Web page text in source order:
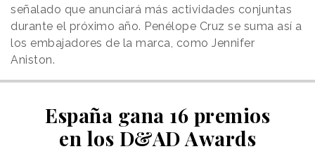
señalado que anunciará más actividades conjuntas
durante el próximo año. Penélope Cruz se suma así a
los embajadores de la marca, como Jennifer
Aniston.
España gana 16 premios
en los D&AD Awards